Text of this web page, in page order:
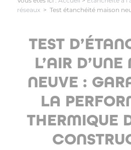
réseaux> Test étanchéité maison
TEST
L’AIR
NEUVE :
LA
THERMIQUE